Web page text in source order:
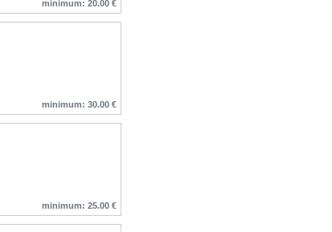
minimum: 20.00 €
minimum: 30.00 €
minimum: 25.00 €